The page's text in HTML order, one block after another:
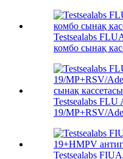
Testsealabs
комбо сынақ
Testsealabs
19/MP+RSV/
Testsealabs